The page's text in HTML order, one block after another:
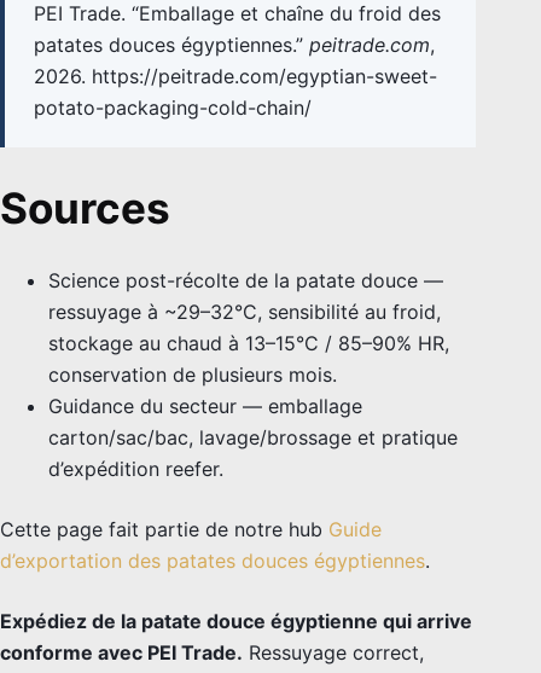
PEI Trade. “Emballage et chaîne du froid des
patates douces égyptiennes.” peitrade.com,
2026. https://peitrade.com/egyptian-sweet-
potato-packaging-cold-chain/
Sources
Science post-récolte de la patate douce —
ressuyage à ~29–32°C, sensibilité au froid,
stockage au chaud à 13–15°C / 85–90% HR,
conservation de plusieurs mois.
Guidance du secteur — emballage
carton/sac/bac, lavage/brossage et pratique
d’expédition reefer.
Cette page fait partie de notre hub Guide
d’exportation des patates douces égyptiennes.
Expédiez de la patate douce égyptienne qui arrive
conforme avec PEI Trade. Ressuyage correct,